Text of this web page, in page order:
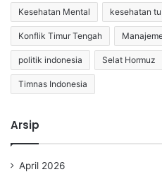
Kesehatan Mental kesehatan
Konflik Timur Tengah
politik indonesia Selat Hormuz
Timnas Indonesia
Arsip
April 2026